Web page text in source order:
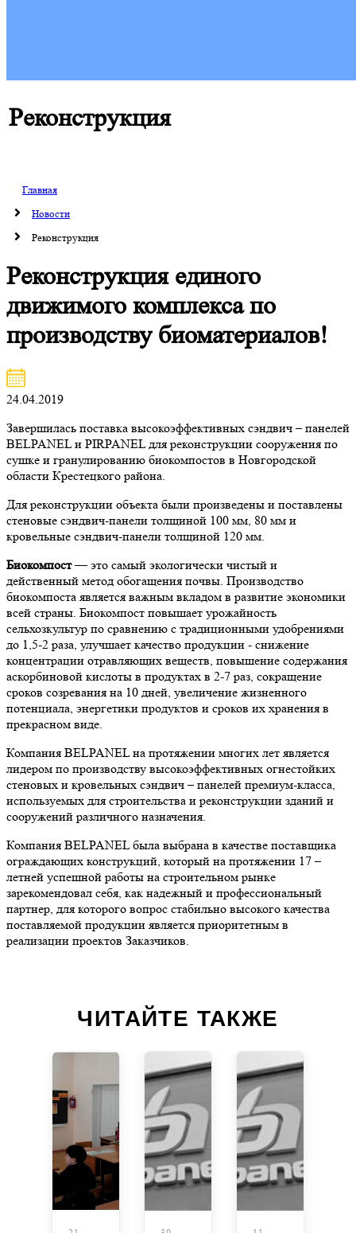
Реконструкция
Главная
Новости
Реконструкция
Реконструкция единого
движимого комплекса по
производству биоматериалов!
24.04.2019
Завершилась поставка высокоэффективных сэндвич – панелей
BELPANEL и PIRPANEL для реконструкции сооружения по
сушке и гранулированию биокомпостов в Новгородской
области Крестецкого района.
Для реконструкции объекта были произведены и поставлены
стеновые сэндвич-панели толщиной 100 мм, 80 мм и
кровельные сэндвич-панели толщиной 120 мм.
Биокомпост— это самый экологически чистый и
действенный метод обогащения почвы. Производство
биокомпоста является важным вкладом в развитие экономики
всей страны. Биокомпост повышает урожайность
сельхозкультур по сравнению с традиционными удобрениями
до 1,5-2 раза, улучшает качество продукции - снижение
концентрации отравляющих веществ, повышение содержания
аскорбиновой кислоты в продуктах в 2-7 раз, сокращение
сроков созревания на 10 дней, увеличение жизненного
потенциала, энергетики продуктов и сроков их хранения в
прекрасном виде.
Компания BELPANEL на протяжении многих лет является
лидером по производству высокоэффективных огнестойких
стеновых и кровельных сэндвич – панелей премиум-класса,
используемых для строительства и реконструкции зданий и
сооружений различного назначения.
Компания BELPANEL была выбрана в качестве поставщика
ограждающих конструкций, который на протяжении 17 –
летней успешной работы на строительном рынке
зарекомендовал себя, как надежный и профессиональный
партнер, для которого вопрос стабильно высокого качества
поставляемой продукции является приоритетным в
реализации проектов Заказчиков.
ЧИТАЙТЕ ТАКЖЕ